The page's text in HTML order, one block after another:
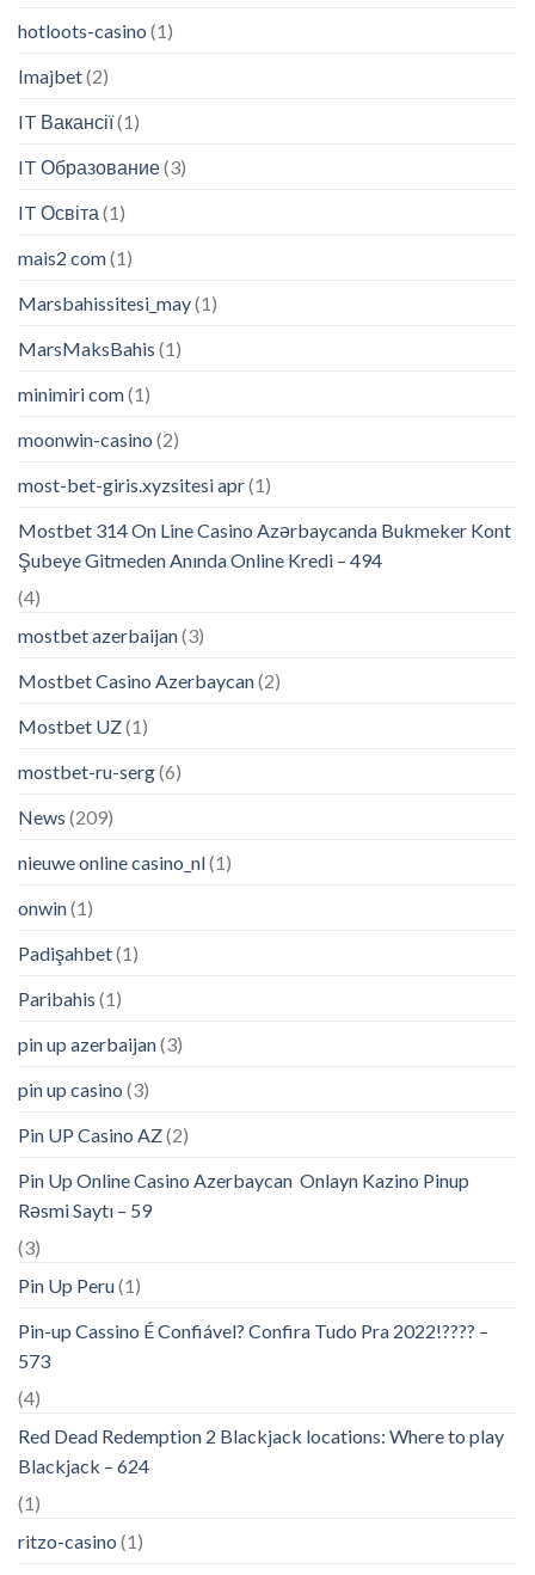
hotloots-casino (1)
Imajbet(2)
IT Вакансії(1)
IT Образование(3)
IT Освіта (1)
mais2 com(1)
Marsbahissitesi_may(1)
MarsMaksBahis (1)
minimiri com(1)
moonwin-casino (2)
most-bet-giris.xyzsitesi apr(1)
Mostbet 314 On Line Casino Azərbaycanda Bukmeker Kont
Şubeye Gitmeden Anında Online Kredi – 494
(4)
mostbet azerbaijan(3)
Mostbet Casino Azerbaycan(2)
Mostbet UZ(1)
mostbet-ru-serg(6)
News (209)
nieuwe online casino_nl(1)
onwin(1)
Padişahbet(1)
Paribahis (1)
pin up azerbaijan(3)
pin up casino (3)
Pin UP Casino AZ(2)
Pin Up Online Casino Azerbaycan ️ Onlayn Kazino Pinup
Rəsmi Saytı – 59
(3)
Pin Up Peru(1)
Pin-up Cassino É Confiável? Confira Tudo Pra 2022!???? –
573
(4)
Red Dead Redemption 2 Blackjack locations: Where to play
Blackjack – 624
(1)
ritzo-casino (1)